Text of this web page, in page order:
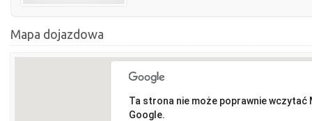
Mapa dojazdowa
Ta strona nie może poprawnie wczytać
Google.